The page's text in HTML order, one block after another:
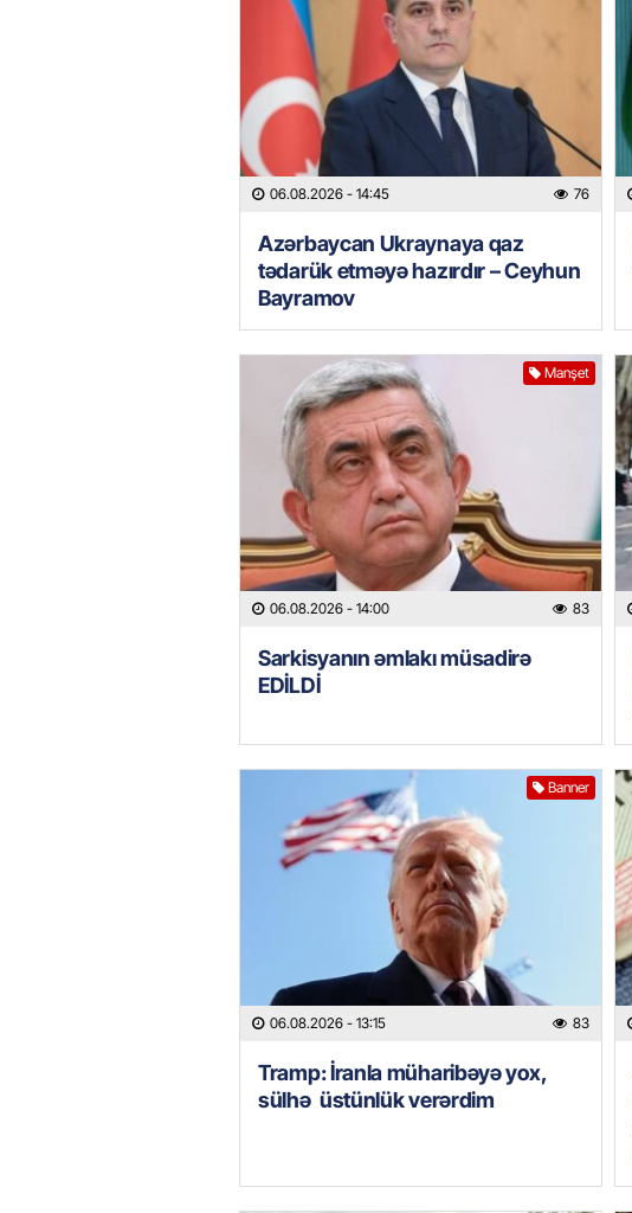
06.08.2026 - 14:45 76
Azərbaycan Ukraynaya qaz
tədarük etməyə hazırdır – Ceyhun
Bayramov
Manşet
06.08.2026 - 14:00 83
Sarkisyanın əmlakı müsadirə
EDİLDİ
Banner
06.08.2026 - 13:15 83
Tramp: İranla müharibəyə yox,
sülhə üstünlük verərdim